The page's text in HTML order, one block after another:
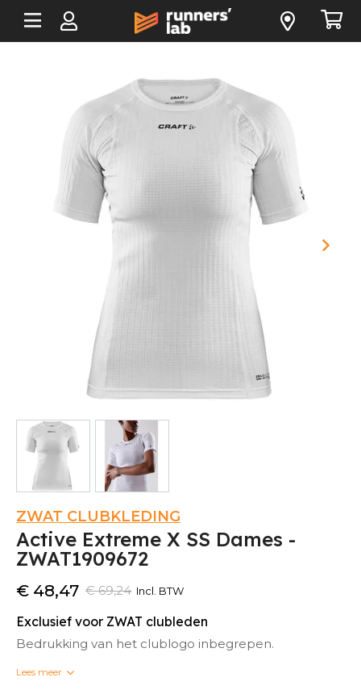
ZWAT CLUBKLEDING
Active Extreme X SS Dames -
ZWAT1909672
€ 69,24
€ 48,47 Incl. BTW
Exclusief voor ZWAT clubleden
Bedrukking van het clublogo inbegrepen.
Bedrukte clubkleding kan niet omgeruild worden.
Lees meer